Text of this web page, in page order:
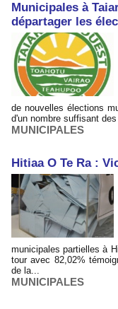
Municipales à
départager les
de nouvelles élections
d'un nombre suffisant
MUNICIPALES
Hitiaa O Te Ra :
municipales partielles à
tour avec 82,02%
de la...
MUNICIPALES